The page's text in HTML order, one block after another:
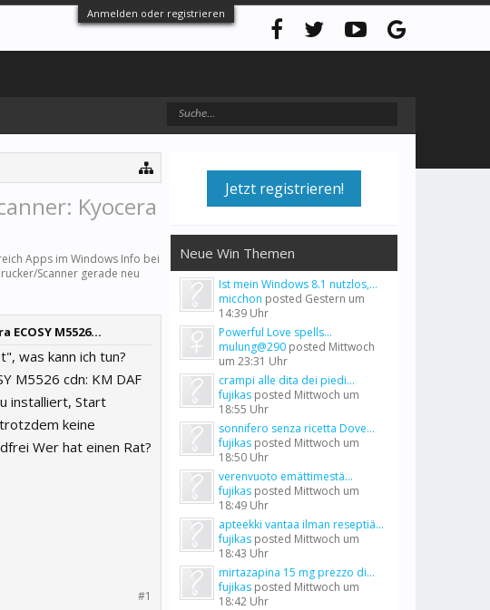
Anmelden oder registrieren
Kyocera
Apps im Windows Info bei
Scanner gerade neu
M5526...
was kann ich tun?
M5526 cdn: KM DAF
installiert, Start
keine
Wer hat einen Rat?
#1
Jetzt registrieren!
Neue Win Themen
Ist mein Windows 8.1 nutzlos,...
micchon posted Gestern um
14:39 Uhr
Powerful Love spells...
mulung@290 posted Mittwoch
um 23:31 Uhr
crampi alle dita dei piedi...
fujikas posted Mittwoch um
18:55 Uhr
sonnifero senza ricetta Dove...
fujikas posted Mittwoch um
18:50 Uhr
verenvuoto emättimestä...
fujikas posted Mittwoch um
18:49 Uhr
apteekki vantaa ilman reseptiä...
fujikas posted Mittwoch um
18:43 Uhr
mirtazapina 15 mg prezzo di...
fujikas posted Mittwoch um
18:42 Uhr